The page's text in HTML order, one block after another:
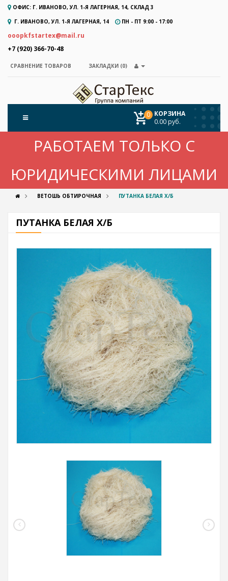
ОФИС: Г. ИВАНОВО, УЛ. 1-Я ЛАГЕРНАЯ, 14, СКЛАД 3
Г. ИВАНОВО, УЛ. 1-Я ЛАГЕРНАЯ, 14
ПН - ПТ 9:00 - 17:00
ooopkfstartex@mail.ru
+7 (920) 366-70-48
СРАВНЕНИЕ ТОВАРОВ ЗАКЛАДКИ (0)
КОРЗИНА
0
0.00 руб.
РАБОТАЕМ ТОЛЬКО С
ЮРИДИЧЕСКИМИ ЛИЦАМИ
ВЕТОШЬ ОБТИРОЧНАЯ ПУТАНКА БЕЛАЯ Х/Б
ПУТАНКА БЕЛАЯ Х/Б